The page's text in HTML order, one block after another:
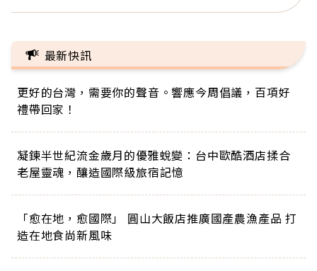
最新快訊
更好的台灣，需要你的聲音。響應今周倡議，百項好
禮帶回家！
凝鍊半世紀流金歲月的優雅蛻變：台中歐酷酒店揉合
老屋靈魂，釀造國際級旅宿記憶
「愈在地，愈國際」 圓山大飯店推廣國產農漁產品 打
造在地食尚新風味